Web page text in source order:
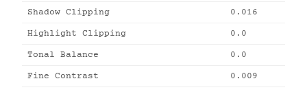
Shadow Clipping 0.016
Highlight Clipping 0.0
Tonal Balance 0.0
Fine Contrast 0.009